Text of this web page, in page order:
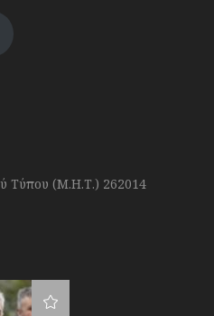
Τύπου (Μ.Η.Τ.) 262014